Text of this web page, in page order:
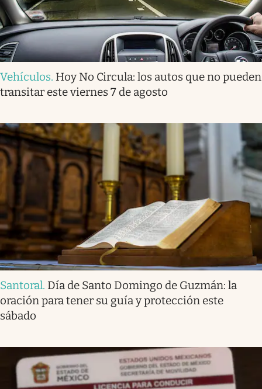
Vehículos. Hoy No Circula: los autos que no pueden
transitar este viernes 7 de agosto
Santoral. Día de Santo Domingo de Guzmán: la
oración para tener su guía y protección este
sábado